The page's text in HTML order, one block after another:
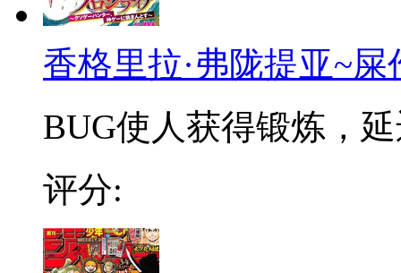
香格里拉·弗陇提亚~
BUG使人获得锻炼，
评分: